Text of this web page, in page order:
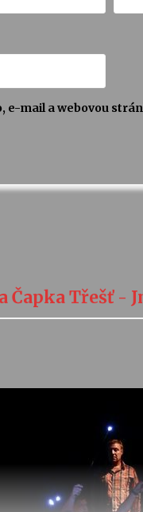
e-mail a webovou
Čapka Třešť -